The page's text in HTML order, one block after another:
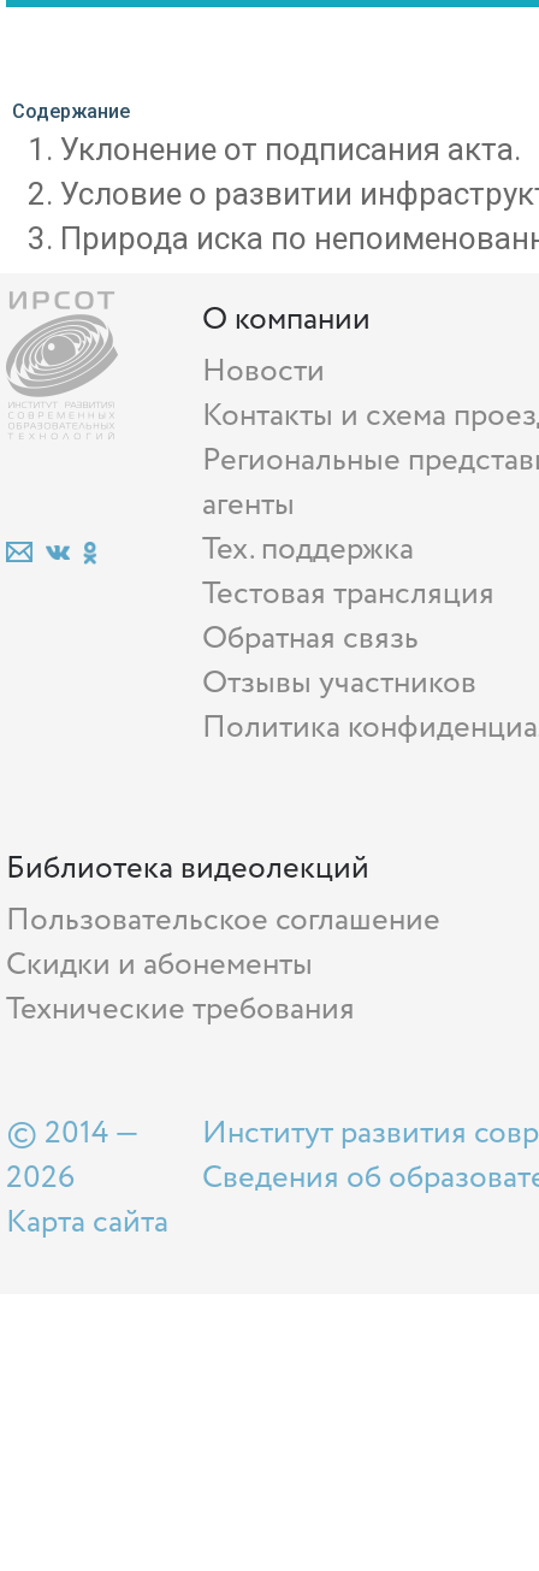
Содержание
Уклонение от подписания акта.
Условие о развитии
Природа иска по
О компании
Новости
Контакты и схема
Региональные
агенты
Тех. поддержка
Тестовая трансляция
Обратная связь
Отзывы участников
Политика
Библиотека видеолекций
Пользовательское соглашение
Скидки и абонементы
Технические требования
© 2014 —
2026
Карта сайта
Институт развития
Сведения об